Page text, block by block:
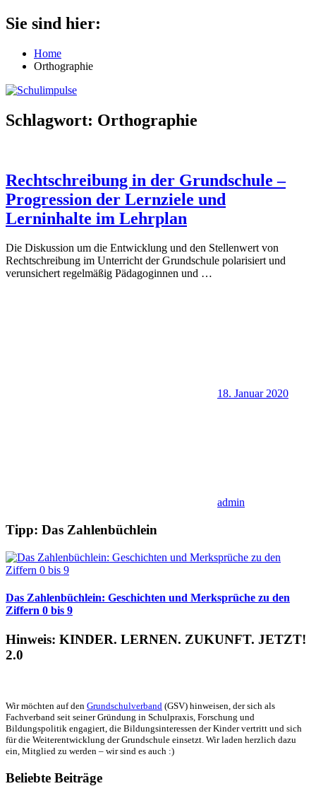
Zum
Inhalt
Schulimpulse
für
Grundschule
Sie sind hier:
Home
Orthographie
Schlagwort: Orthographie
Rechtschreibung in der Grundschule –
Progression der Lernziele und
Lerninhalte im Lehrplan
Die Diskussion um die Entwicklung und den Stellenwert von
Rechtschreibung im Unterricht der Grundschule polarisiert und
verunsichert regelmäßig Pädagoginnen und …
18. Januar 2020
admin
Tipp: Das Zahlenbüchlein
Das Zahlenbüchlein: Geschichten und Merksprüche zu den
Ziffern 0 bis 9
Hinweis: KINDER. LERNEN. ZUKUNFT. JETZT!
2.0
Wir möchten auf den Grundschulverband (GSV) hinweisen, der sich als
Fachverband seit seiner Gründung in Schulpraxis, Forschung und
Bildungspolitik engagiert, die Bildungsinteressen der Kinder vertritt und sich
für die Weiterentwicklung der Grundschule einsetzt. Wir laden herzlich dazu
ein, Mitglied zu werden – wir sind es auch :)
Beliebte Beiträge